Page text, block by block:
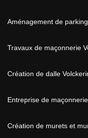
Aménagement de
Travaux de maçonnerie
Création de dalle
Entreprise de
Création de murets et